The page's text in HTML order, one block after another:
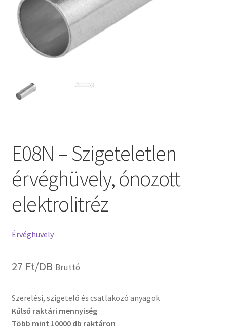
E08N – Szigeteletlen
érvéghüvely, ónozott
elektrolitréz
Érvéghüvely
27 Ft/DB Bruttó
Szerelési, szigetelő és csatlakozó anyagok
Kűlső raktári mennyiség
Több mint 10000 db raktáron